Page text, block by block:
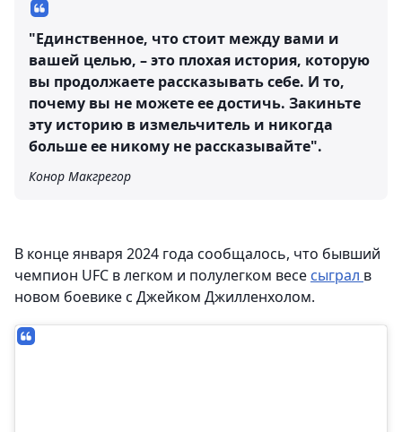
"Единственное, что стоит между вами и
вашей целью, – это плохая история, которую
вы продолжаете рассказывать себе. И то,
почему вы не можете ее достичь. Закиньте
эту историю в измельчитель и никогда
больше ее никому не рассказывайте".
Конор Макгрегор
В конце января 2024 года сообщалось, что бывший
чемпион UFC в легком и полулегком весе сыграл в
новом боевике с Джейком Джилленхолом.